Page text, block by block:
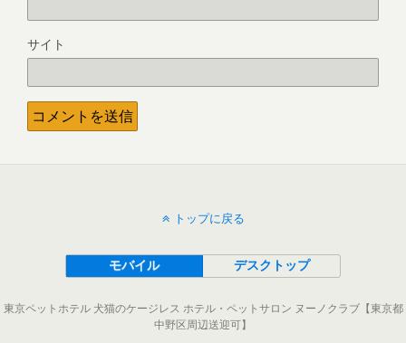
サイト
トップに戻る
モバイル デスクトップ
東京ペットホテル 犬猫のケージレス ホテル・ペットサロン ヌーノクラブ【東京都
中野区周辺送迎可】